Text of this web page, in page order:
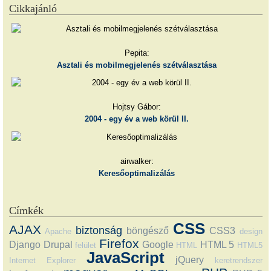
Cikkajánló
Pepita:
Asztali és mobilmegjelenés szétválasztása
Hojtsy Gábor:
2004 - egy év a web körül II.
airwalker:
Keresőoptimalizálás
Címkék
AJAX Apache biztonság böngésző CSS CSS3 design
Django Drupal felület Firefox Google HTML HTML 5 HTML5
Internet Explorer
JavaScript jQuery keretrendszer